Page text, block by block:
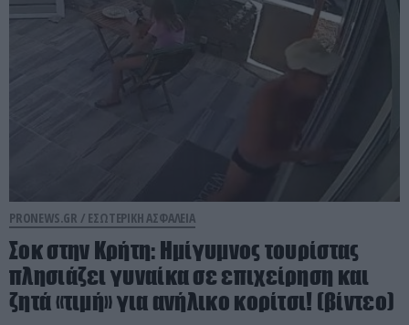
PRONEWS.GR / ΕΣΩΤΕΡΙΚΗ ΑΣΦΑΛΕΙΑ
Σοκ στην Κρήτη: Ημίγυμνος τουρίστας
πλησιάζει γυναίκα σε επιχείρηση και
ζητά «τιμή» για ανήλικο κορίτσι! (βίντεο)